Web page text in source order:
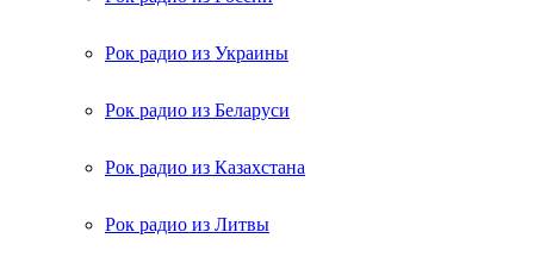
Рок радио из Украины
Рок радио из Беларуси
Рок радио из Казахстана
Рок радио из Литвы